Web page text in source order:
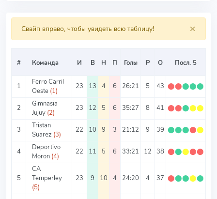
×
Свайп вправо, чтобы увидеть всю таблицу!
# Команда И В Н П Голы Р О Посл. 5
1
Ferro Carril
Oeste (1)
23 13 4 6 26:21 5 43 ⬤⬤⬤⬤⬤
2
Gimnasia
Jujuy (2)
23 12 5 6 35:27 8 41 ⬤⬤⬤⬤⬤
3
Tristan
Suarez (3)
22 10 9 3 21:12 9 39 ⬤⬤⬤⬤⬤
4
Deportivo
Moron (4)
22 11 5 6 33:21 12 38 ⬤⬤⬤⬤⬤
5
CA
Temperley
(5)
23 9 10 4 24:20 4 37 ⬤⬤⬤⬤⬤